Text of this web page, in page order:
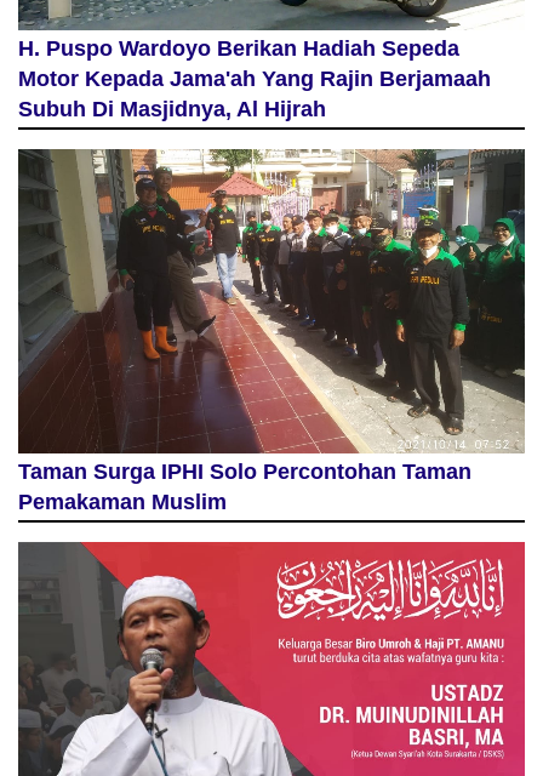
H. Puspo Wardoyo Berikan Hadiah Sepeda
Motor Kepada Jama'ah Yang Rajin Berjamaah
Subuh Di Masjidnya, Al Hijrah
Taman Surga IPHI Solo Percontohan Taman
Pemakaman Muslim